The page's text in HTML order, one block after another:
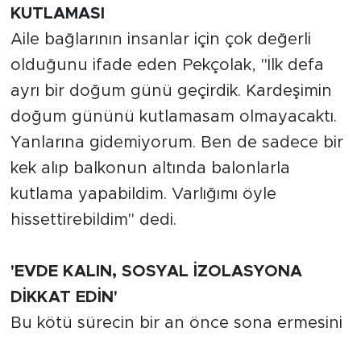
KUTLAMASI
Aile bağlarının insanlar için çok değerli
olduğunu ifade eden Pekçolak, "İlk defa
ayrı bir doğum günü geçirdik. Kardeşimin
doğum gününü kutlamasam olmayacaktı.
Yanlarına gidemiyorum. Ben de sadece bir
kek alıp balkonun altında balonlarla
kutlama yapabildim. Varlığımı öyle
hissettirebildim" dedi.
'EVDE KALIN, SOSYAL İZOLASYONA
DİKKAT EDİN'
Bu kötü sürecin bir an önce sona ermesini